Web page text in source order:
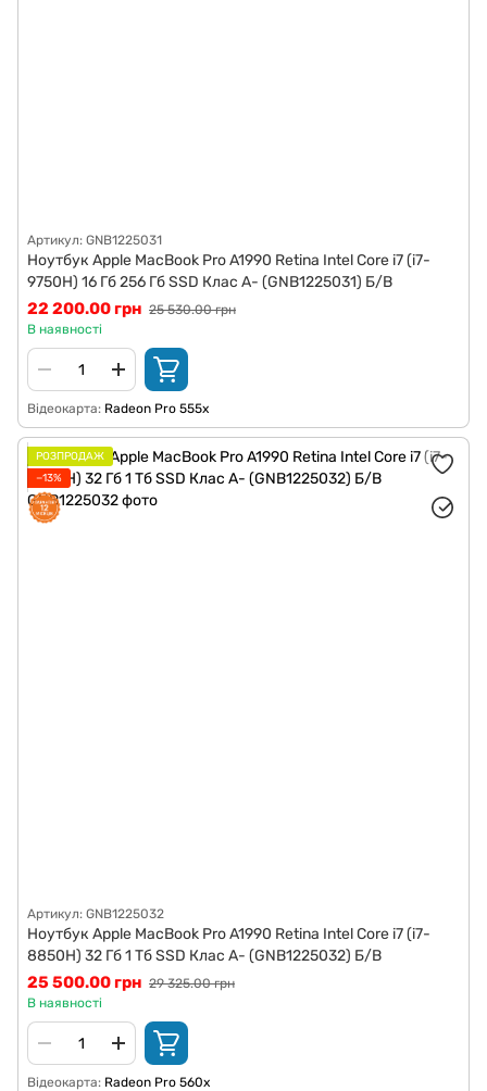
Артикул: GNB1225031
Ноутбук Apple MacBook Pro A1990 Retina Intel Core i7 (i7-
9750H) 16 Гб 256 Гб SSD Клас A- (GNB1225031) Б/В
22 200.00 грн 25 530.00 грн
В наявності
Відеокарта Radeon Pro 555x
РОЗПРОДАЖ
−13%
Артикул: GNB1225032
Ноутбук Apple MacBook Pro A1990 Retina Intel Core i7 (i7-
8850H) 32 Гб 1 Тб SSD Клас A- (GNB1225032) Б/В
25 500.00 грн 29 325.00 грн
В наявності
Відеокарта Radeon Pro 560x